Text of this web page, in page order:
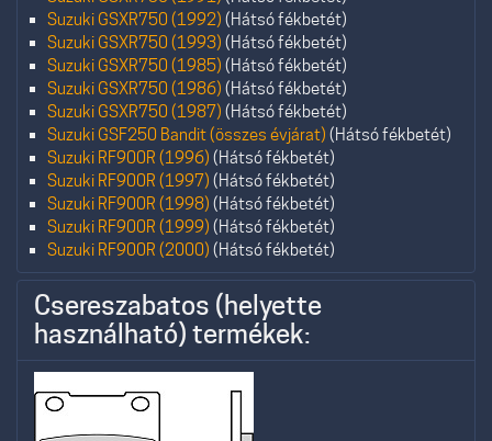
Suzuki GSXR750 (1992) (Hátsó fékbetét)
Suzuki GSXR750 (1993) (Hátsó fékbetét)
Suzuki GSXR750 (1985) (Hátsó fékbetét)
Suzuki GSXR750 (1986) (Hátsó fékbetét)
Suzuki GSXR750 (1987) (Hátsó fékbetét)
Suzuki GSF250 Bandit (összes évjárat) (Hátsó fékbetét)
Suzuki RF900R (1996) (Hátsó fékbetét)
Suzuki RF900R (1997) (Hátsó fékbetét)
Suzuki RF900R (1998) (Hátsó fékbetét)
Suzuki RF900R (1999) (Hátsó fékbetét)
Suzuki RF900R (2000) (Hátsó fékbetét)
Csereszabatos (helyette
használható) termékek: